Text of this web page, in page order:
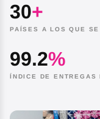
30+
PAÍSES A LOS QUE SE
99.2%
ÍNDICE DE ENTREGAS